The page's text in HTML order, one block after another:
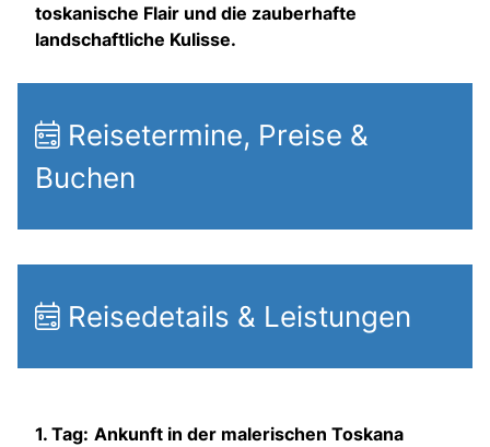
toskanische Flair und die zauberhafte
landschaftliche Kulisse.
Reisetermine, Preise &
Buchen
Reisedetails & Leistungen
1. Tag: Ankunft in der malerischen Toskana